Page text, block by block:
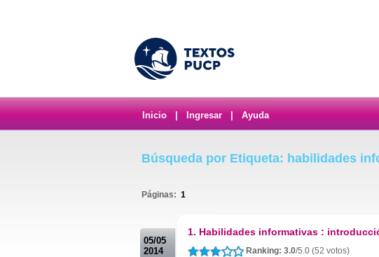
Inicio Ingresar Ayuda
Búsqueda por Etiqueta: habilidades
Páginas: 1
05/05
2014
1. Habilidades informativas :
Ranking: 3.0/5.0 (52 votos)